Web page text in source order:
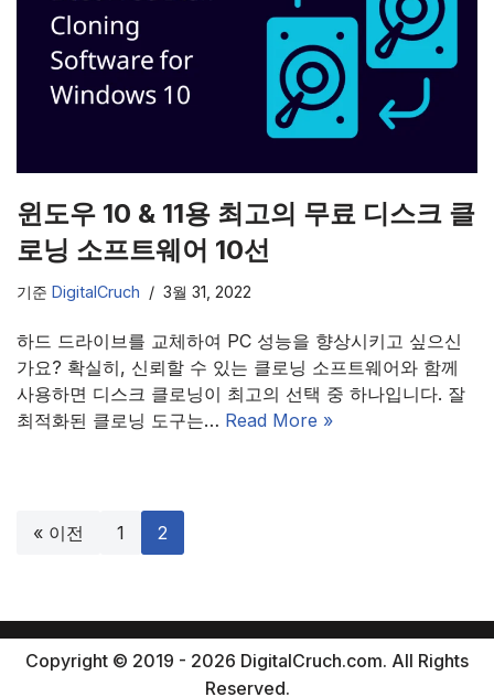
윈도우 10 & 11용 최고의 무료 디스크 클
로닝 소프트웨어 10선
기준 DigitalCruch 3월 31, 2022
하드 드라이브를 교체하여 PC 성능을 향상시키고 싶으신
가요? 확실히, 신뢰할 수 있는 클로닝 소프트웨어와 함께
사용하면 디스크 클로닝이 최고의 선택 중 하나입니다. 잘
최적화된 클로닝 도구는… Read More »
« 이전 1 2
Copyright © 2019 - 2026 DigitalCruch.com. All Rights
Reserved.